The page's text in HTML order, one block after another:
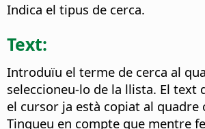
Indica el tipus de cerca.
Text:
Introduïu el terme de cerca al
seleccioneu-lo de la llista. El text
el cursor ja està copiat al quadre
Tingueu en compte que mentre